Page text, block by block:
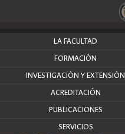
LA FACULTAD
FORMACIÓN
INVESTIGACIÓN Y EXTENSIÓN
ACREDITACIÓN
PUBLICACIONES
SERVICIOS